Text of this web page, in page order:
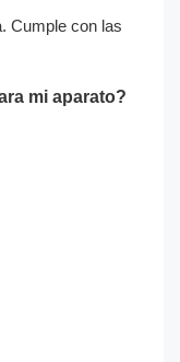
Cumple con las
mi aparato?